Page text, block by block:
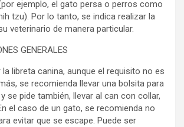
ejemplo, el gato persa o perros como
tzu). Por lo tanto, se indica realizar la
veterinario de manera particular.
GENERALES
la libreta canina, aunque el requisito no es
se recomienda llevar una bolsita para
se pide también, llevar al can con collar,
el caso de un gato, se recomienda no
evitar que se escape. Puede ser